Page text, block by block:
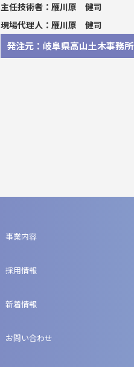
主任技術者：雁川原 健司
現場代理人：雁川原 健司
発注元：岐阜県高山土木事務所
事業内容
採用情報
新着情報
お問い合わせ